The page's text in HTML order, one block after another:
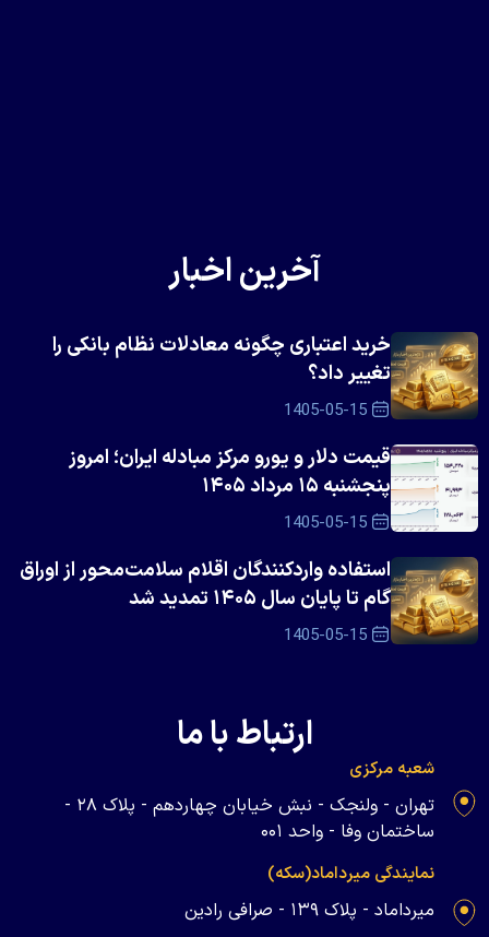
آخرین اخبار
خرید اعتباری چگونه معادلات نظام بانکی را
تغییر داد؟
1405-05-15
قیمت دلار و یورو مرکز مبادله ایران؛ امروز
پنجشنبه ۱۵ مرداد ۱۴۰۵
1405-05-15
استفاده واردکنندگان اقلام سلامت‌محور از اوراق
گام تا پایان سال ۱۴۰۵ تمدید شد
1405-05-15
ارتباط با ما
شعبه مرکزی
تهران - ولنجک - نبش خیابان چهاردهم - پلاک ۲۸ -
ساختمان وفا - واحد ۰۰۱
نمایندگی میرداماد(سکه)
میرداماد - پلاک ۱۳۹ - صرافی رادین